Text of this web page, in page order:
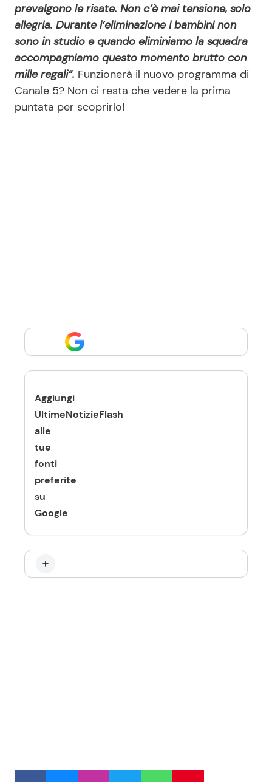
prevalgono le risate. Non c’è mai tensione, solo
allegria. Durante l’eliminazione i bambini non
sono in studio e quando eliminiamo la squadra
accompagniamo questo momento brutto con
mille regali”. Funzionerà il nuovo programma di
Canale 5? Non ci resta che vedere la prima
puntata per scoprirlo!
Aggiungi
UltimeNotizieFlash
alle
tue
fonti
preferite
su
Google